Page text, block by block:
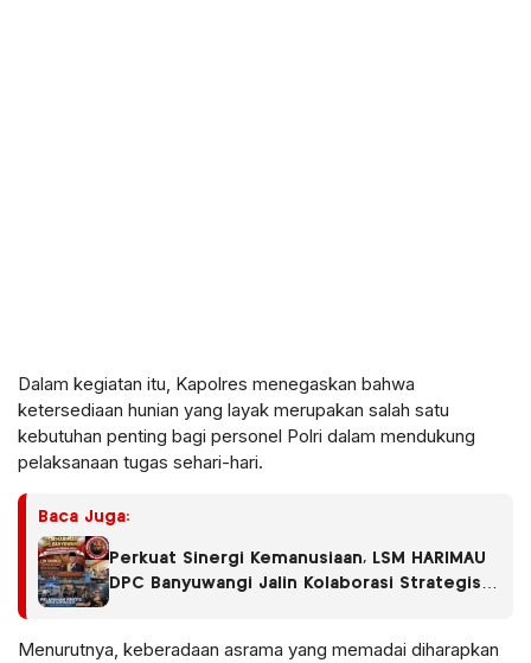
Dalam kegiatan itu, Kapolres menegaskan bahwa
ketersediaan hunian yang layak merupakan salah satu
kebutuhan penting bagi personel Polri dalam mendukung
pelaksanaan tugas sehari-hari.
Baca Juga:
Perkuat Sinergi Kemanusiaan, LSM HARIMAU
DPC Banyuwangi Jalin Kolaborasi Strategis
Menurutnya, keberadaan asrama yang memadai diharapkan